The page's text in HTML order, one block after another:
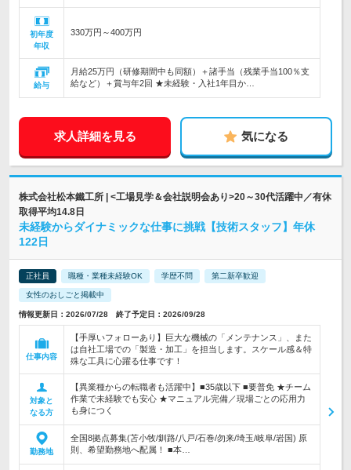
初年度
年収
330万円～400万円
給与
月給25万円（研修期間中も同額）＋諸手当（残業手当100％支
給など）＋賞与年2回 ★未経験・入社1年目か…
求人詳細を見る 気になる
株式会社松本鐵工所 | <工場見学＆会社説明会あり>20～30代活躍中／有休
取得平均14.8日
未経験からダイナミックな仕事に挑戦【技術スタッフ】年休
122日
正社員 職種・業種未経験OK 学歴不問 第二新卒歓迎
女性のおしごと掲載中
情報更新日：2026/07/28 終了予定日：2026/09/28
仕事内容
【手厚いフォローあり】巨大な機械の「メンテナンス」、また
は自社工場での「製造・加工」を担当します。スケール感＆特
殊な工具に心躍る仕事です！
対象と
なる方
【異業種からの転職者も活躍中】■35歳以下 ■要普免 ★チーム
作業で未経験でも安心 ★マニュアル完備／現場ごとの応用力
も身につく
勤務地
全国8拠点募集(苫小牧/釧路/八戸/石巻/勿来/埼玉/岐阜/岩国) 原
則、希望勤務地へ配属！ ■本…